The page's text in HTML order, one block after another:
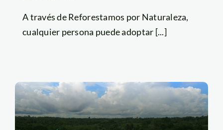
A través de Reforestamos por Naturaleza,
cualquier persona puede adoptar [...]